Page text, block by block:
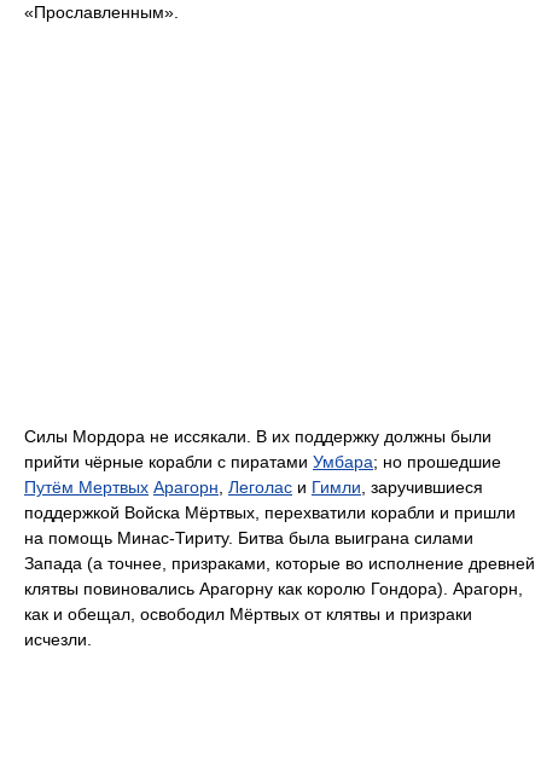
«Прославленным».
Силы Мордора не иссякали. В их поддержку должны были
прийти чёрные корабли с пиратами Умбара; но прошедшие
Путём Мертвых Арагорн Леголас и Гимли , заручившиеся
поддержкой Войска Мёртвых, перехватили корабли и пришли
на помощь Минас-Тириту. Битва была выиграна силами
Запада (а точнее, призраками, которые во исполнение древней
клятвы повиновались Арагорну как королю Гондора). Арагорн,
как и обещал, освободил Мёртвых от клятвы и призраки
исчезли.